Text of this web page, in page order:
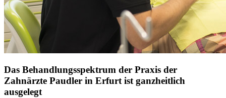
Das Behandlungsspektrum der Praxis der
Zahnärzte Paudler in Erfurt ist ganzheitlich
ausgelegt